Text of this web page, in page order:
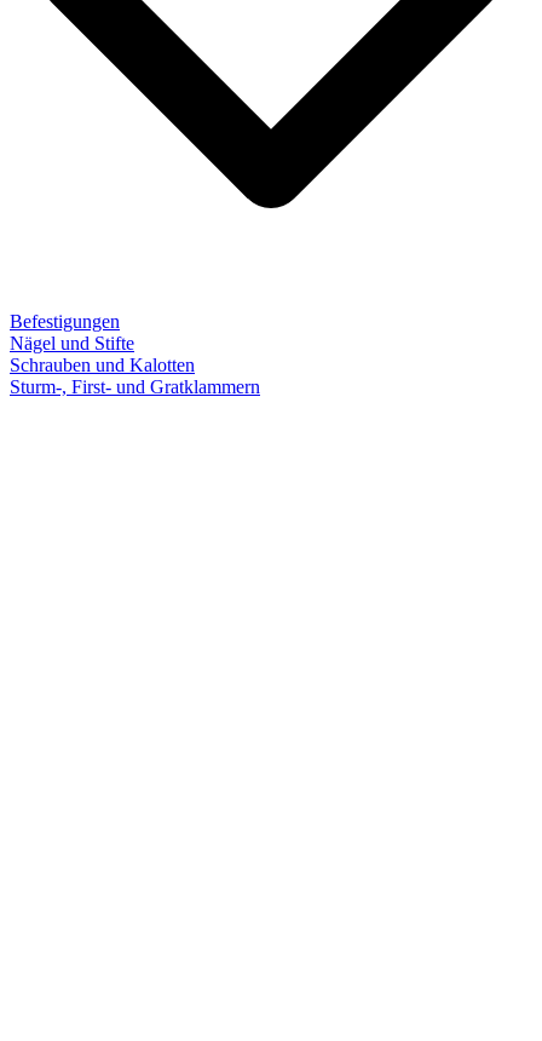
Befestigungen
Nägel und Stifte
Schrauben und Kalotten
Sturm-, First- und Gratklammern